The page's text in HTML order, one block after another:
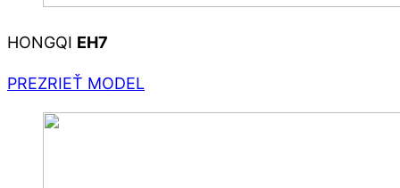
HONGQI EH7
PREZRIEŤ MODEL